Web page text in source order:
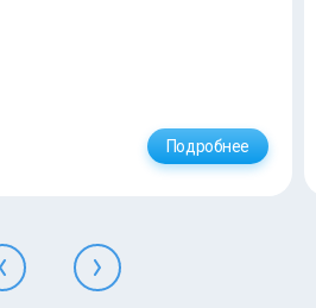
Подробнее